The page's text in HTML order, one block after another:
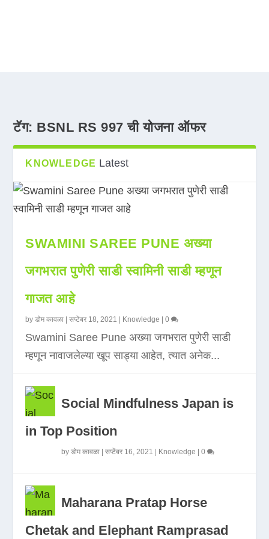
टॅग: BSNL RS 997 ची योजना ऑफर
KNOWLEDGE Latest
SWAMINI SAREE PUNE अख्या
जगभरात पुणेरी साडी स्वामिनी साडी म्हणून
गाजत आहे
byडोम कावळा |सप्टेंबर 18, 2021 Knowledge |0
Swamini Saree Pune अख्या जगभरात पुणेरी साडी
म्हणून नावाजलेल्या खूप साड्या आहेत, त्यात अनेक...
Social Mindfulness Japan is
in Top Position
byडोम कावळा |सप्टेंबर 16, 2021 Knowledge |0
Maharana Pratap Horse
Chetak and Elephant Ramprasad